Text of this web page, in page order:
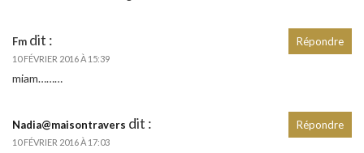
Fm dit :
10 FÉVRIER 2016 À 15:39
miam………
Répondre
Nadia@maisontravers dit :
10 FÉVRIER 2016 À 17:03
Répondre